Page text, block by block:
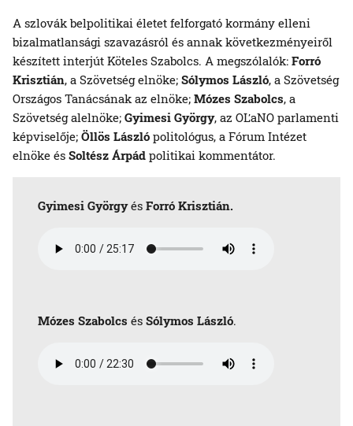
A szlovák belpolitikai életet felforgató kormány elleni
bizalmatlansági szavazásról és annak következményeiről
készített interjút Köteles Szabolcs. A megszólalók: Forró
Krisztián, a Szövetség elnöke; Sólymos László, a Szövetség
Országos Tanácsának az elnöke; Mózes Szabolcs, a
Szövetség alelnöke; Gyimesi György, az OĽaNO parlamenti
képviselője; Öllös László politológus, a Fórum Intézet
elnöke és Soltész Árpád politikai kommentátor.
Gyimesi Györgyés Forró Krisztián.
Mózes Szabolcs és Sólymos László.